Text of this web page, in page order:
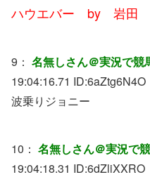
ハウエバー by 岩田
9： 名無しさん＠実況で競
19:04:16.71 ID:6aZtg6N4O
波乗りジョニー
10： 名無しさん＠実況で
19:04:18.31 ID:6dZliXXRO